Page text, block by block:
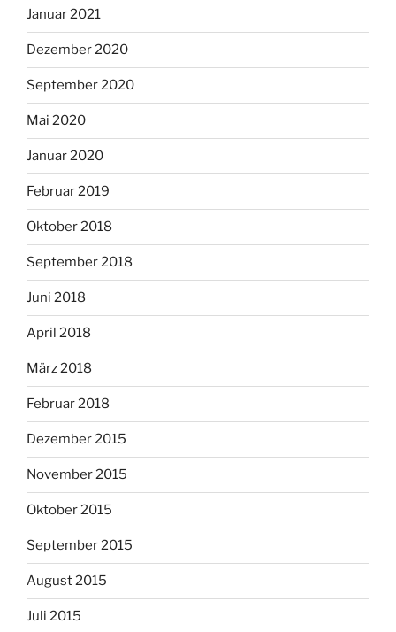
Januar 2021
Dezember 2020
September 2020
Mai 2020
Januar 2020
Februar 2019
Oktober 2018
September 2018
Juni 2018
April 2018
März 2018
Februar 2018
Dezember 2015
November 2015
Oktober 2015
September 2015
August 2015
Juli 2015